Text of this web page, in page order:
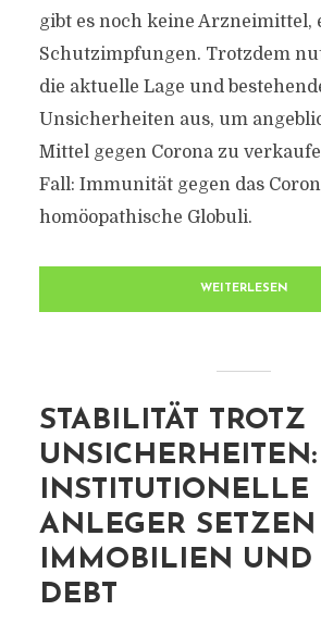
gibt es noch keine Arzneimittel,
Schutzimpfungen. Trotzdem
die aktuelle Lage und
Unsicherheiten aus, um
Mittel gegen Corona zu
Fall: Immunität gegen das
homöopathische Globuli.
WEITERLESEN
STABILITÄT TROTZ
UNSICHERHEITEN:
INSTITUTIONELLE
ANLEGER SETZEN
IMMOBILIEN UND
DEBT